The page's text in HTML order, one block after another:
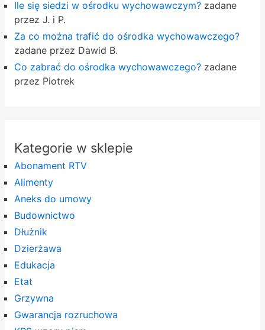
Ile się siedzi w ośrodku wychowawczym?zadane
przez J. i P.
Za co można trafić do ośrodka wychowawczego?
zadane przez Dawid B.
Co zabrać do ośrodka wychowawczego?zadane
przez Piotrek
Kategorie w sklepie
Abonament RTV
Alimenty
Aneks do umowy
Budownictwo
Dłużnik
Dzierżawa
Edukacja
Etat
Grzywna
Gwarancja rozruchowa